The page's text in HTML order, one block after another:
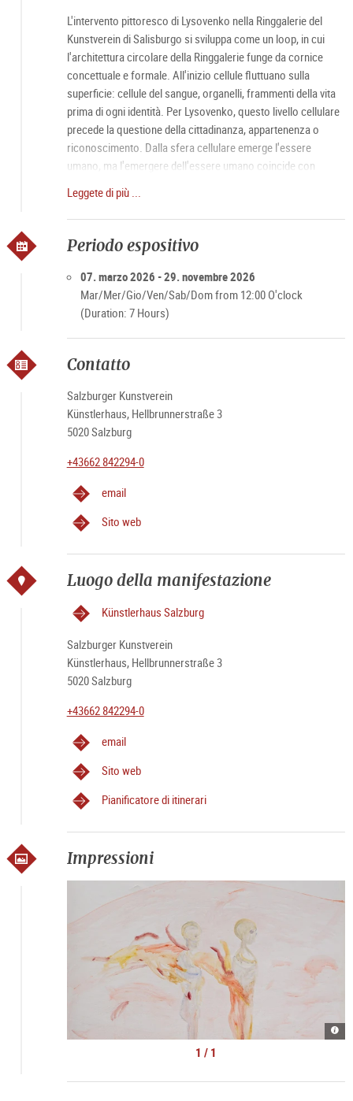
L'intervento pittoresco di Lysovenko nella Ringgalerie del
Kunstverein di Salisburgo si sviluppa come un loop, in cui
l'architettura circolare della Ringgalerie funge da cornice
concettuale e formale. All'inizio cellule fluttuano sulla
superficie: cellule del sangue, organelli, frammenti della vita
prima di ogni identità. Per Lysovenko, questo livello cellulare
precede la questione della cittadinanza, appartenenza o
riconoscimento. Dalla sfera cellulare emerge l'essere
umano, ma l'emergere dell'essere umano coincide con
l'emergere del desiderio. Gradualmente, aggiunge creature
che fluttuano al confine della leggibilità. Sono umane?
"Meritano" di vivere? Già la domanda stessa è la violenza che
punta al tema centrale di questa mostra: disumanizzazione.
Leggete di più ...
Periodo espositivo
07. marzo 2026 - 29. novembre 2026
Mar/Mer/Gio/Ven/Sab/Dom from 12:00 O'clock
(Duration: 7 Hours)
Contatto
Salzburger Kunstverein
Künstlerhaus, Hellbrunnerstraße 3
5020 Salzburg
+43662 842294-0
email
Sito web
Luogo della manifestazione
Künstlerhaus Salzburg
Salzburger Kunstverein
Künstlerhaus, Hellbrunnerstraße 3
5020 Salzburg
+43662 842294-0
email
Sito web
Pianificatore di itinerari
Impressioni
1 / 1